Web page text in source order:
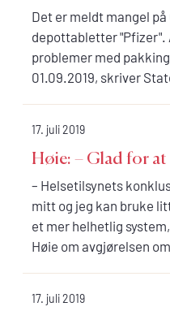
Det er meldt mangel
depottabletter "Pfizer".
problemer med
01.09.2019, skriver
17. juli 2019
Høie: – Glad for
– Helsetilsynets
mitt og jeg kan bruke
et mer helhetlig
Høie om avgjørelsen
17. juli 2019